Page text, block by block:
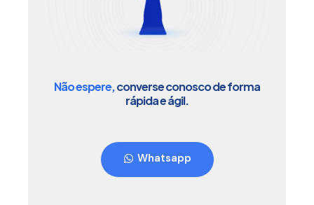
Não espere,converse conosco de forma
rápida e ágil.
Whatsapp